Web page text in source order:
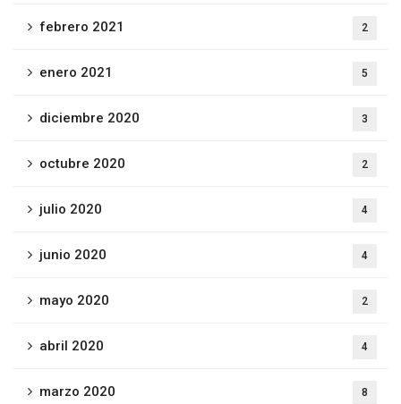
febrero 2021 2
enero 2021 5
diciembre 2020 3
octubre 2020 2
julio 2020 4
junio 2020 4
mayo 2020 2
abril 2020 4
marzo 2020 8